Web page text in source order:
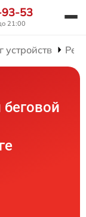
53
21:00
устройств